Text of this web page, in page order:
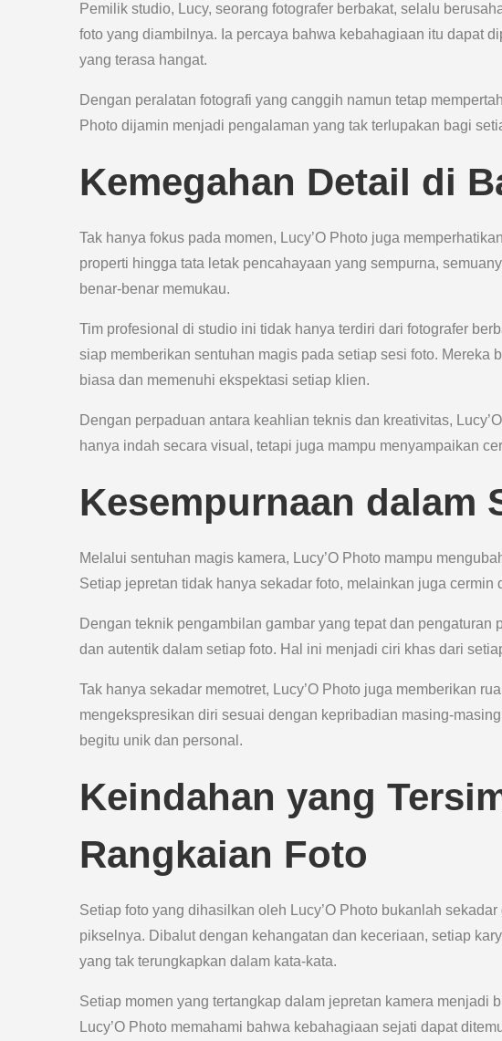
Pemilik studio, Lucy, seorang fotografer berbakat, selalu
foto yang diambilnya. Ia percaya bahwa kebahagiaan itu dapat
yang terasa hangat.
Dengan peralatan fotografi yang canggih namun tetap
Photo dijamin menjadi pengalaman yang tak terlupakan bagi
Kemegahan Detail di
Tak hanya fokus pada momen, Lucy’O Photo juga
properti hingga tata letak pencahayaan yang sempurna,
benar-benar memukau.
Tim profesional di studio ini tidak hanya terdiri dari fotografer
siap memberikan sentuhan magis pada setiap sesi foto. Mereka
biasa dan memenuhi ekspektasi setiap klien.
Dengan perpaduan antara keahlian teknis dan kreativitas,
hanya indah secara visual, tetapi juga mampu menyampaikan
Kesempurnaan dalam
Melalui sentuhan magis kamera, Lucy’O Photo mampu
Setiap jepretan tidak hanya sekadar foto, melainkan juga
Dengan teknik pengambilan gambar yang tepat dan
dan autentik dalam setiap foto. Hal ini menjadi ciri khas dari
Tak hanya sekadar memotret, Lucy’O Photo juga memberikan
mengekspresikan diri sesuai dengan kepribadian masing-
begitu unik dan personal.
Keindahan yang
Rangkaian Foto
Setiap foto yang dihasilkan oleh Lucy’O Photo bukanlah
pikselnya. Dibalut dengan kehangatan dan keceriaan, setiap
yang tak terungkapkan dalam kata-kata.
Setiap momen yang tertangkap dalam jepretan kamera menjadi
Lucy’O Photo memahami bahwa kebahagiaan sejati dapat